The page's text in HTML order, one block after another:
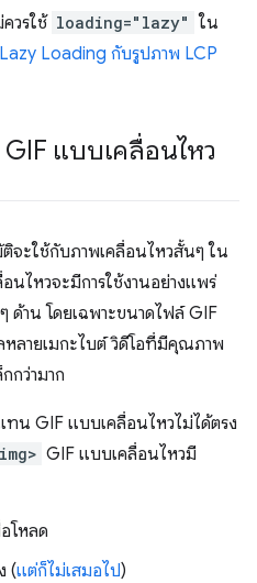
วรใช้ loading="lazy" ใน
Loading กับรูปภาพ LCP
แบบเคลื่อนไหว
จะใช้กับภาพเคลื่อนไหวสั้นๆ ใน
นไหวจะมีการใช้งานอย่างแพร่
ด้าน โดยเฉพาะขนาดไฟล์ GIF
ลายเมกะไบต์ วิดีโอที่มีคุณภาพ
กว่ามาก
ทน GIF แบบเคลื่อนไหวไม่ได้ตรง
GIF แบบเคลื่อนไหวมี
โหลด
(แต่ก็ไม่เสมอไป)